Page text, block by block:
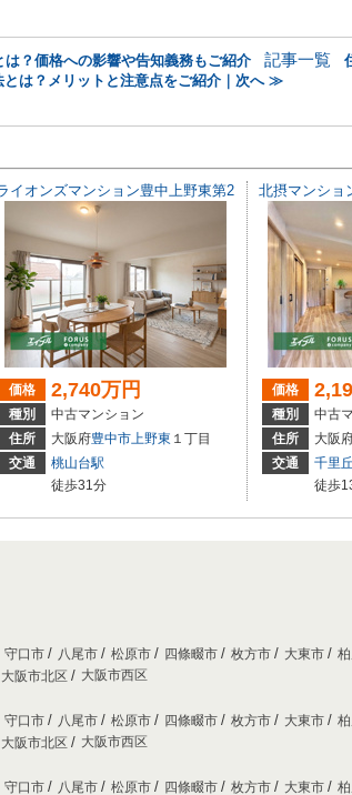
？価格への影響や告知義務もご紹介 記事一覧
とは？メリットと注意点をご紹介｜次へ ≫
イオンズマンション豊中上野東第2
価格 2,740万円
種別
中古マンション
住所
大阪府豊中市上野東 １丁目
交通
桃山台駅
徒歩31分
北摂マンショ
価格
種別
中古
住所
大阪
交通
千里
徒歩
守口市 八尾市 松原市 四條畷市 枚方市 大東市
大阪市北区 大阪市西区
守口市 八尾市 松原市 四條畷市 枚方市 大東市
大阪市北区 大阪市西区
守口市 八尾市 松原市 四條畷市 枚方市 大東市